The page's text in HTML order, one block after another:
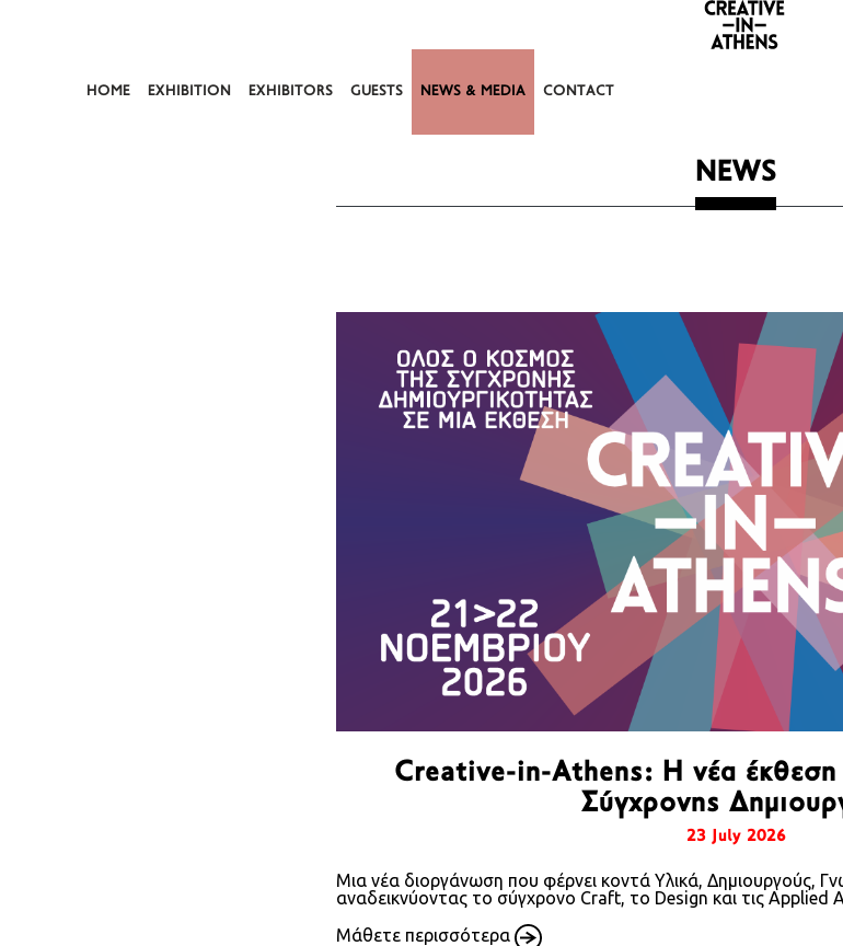
HOME EXHIBITION EXHIBITORS GUESTS NEWS & MEDIA CONTACT
NEWS
Creative-in-Athens: Η νέα έκθεση
Σύγχρονης
23 July 2026
Μια νέα διοργάνωση που φέρνει κοντά Υλικά, Δημιουργούς,
αναδεικνύοντας το σύγχρονο Craft, το Design και τις Applied
Μάθετε περισσότερα
Search